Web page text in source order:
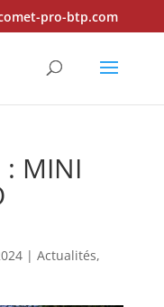
pro-btp.com
: MINI
| Actualités,